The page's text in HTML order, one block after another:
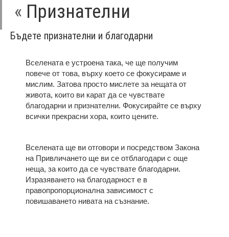
« Признателни
Бъдете признателни и благодарни
Вселената е устроена така, че ще получим
повече от това, върху което се фокусираме и
мислим. Затова просто мислете за нещата от
живота, които ви карат да се чувствате
благодарни и признателни. Фокусирайте се върху
всички прекрасни хора, които цените.
Вселената ще ви отговори и посредством Закона
на Привличането ще ви се отблагодари с още
неща, за които да се чувствате благодарни.
Изразяването на благодарност е в
правопропорционална зависимост с
повишаването нивата на съзнание.